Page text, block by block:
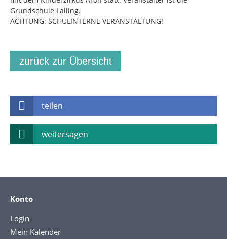
Grundschule Lalling.
ACHTUNG: SCHULINTERNE VERANSTALTUNG!
zurück zur Übersicht
teilen
weitersagen
Konto
Login
Mein Kalender